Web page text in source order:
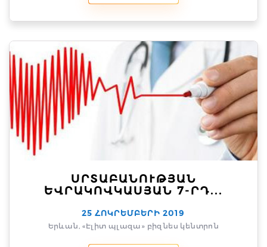
ՍՐՏԱԲԱՆՈՒԹՅԱՆ
ԵՎՐԱԿՈՎԿԱՍՅԱՆ 7-ՐԴ...
25 ՀՈԿՐԵՄԲԵՐԻ 2019
Երևան, «Էլիտ պլազա» բիզնես կենտրոն